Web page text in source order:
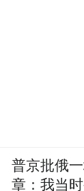
普京批俄
章：我当